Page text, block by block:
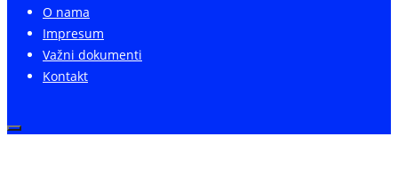
O nama
Impresum
Važni dokumenti
Kontakt